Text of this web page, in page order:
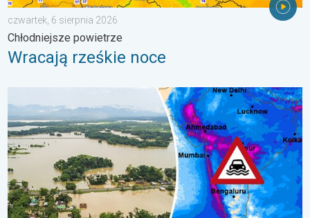
czwartek, 6 sierpnia 2026
Chłodniejsze powietrze
Wracają rześkie noce
Powodzie i osuwiska w Azji. Nietypowy monsun. . . środa, 29